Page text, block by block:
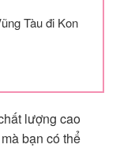
Tàu đi Kon
lượng cao
bạn có thể